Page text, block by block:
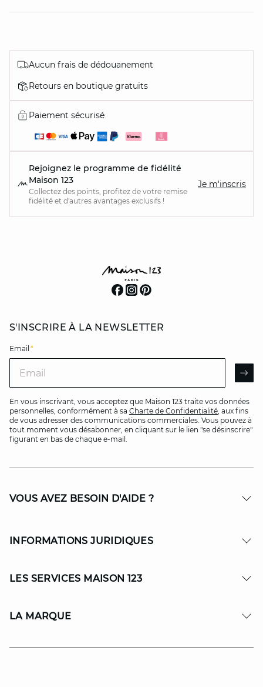
Aucun frais de dédouanement
Retours en boutique gratuits
Paiement sécurisé
Rejoignez le programme de fidélité
Maison 123
Collectez des points, profitez de votre remise
fidélité et d'autres avantages exclusifs !
Je m'inscris
S'INSCRIRE À LA NEWSLETTER
Email *
En vous inscrivant, vous acceptez que Maison 123 traite vos données
personnelles, conformément à sa Charte de Confidentialité, aux fins
de vous adresser des communications commerciales. Vous pouvez à
tout moment vous désabonner, en cliquant sur le lien "se désinscrire"
figurant en bas de chaque e-mail.
VOUS AVEZ BESOIN D'AIDE ?
INFORMATIONS JURIDIQUES
LES SERVICES MAISON 123
LA MARQUE